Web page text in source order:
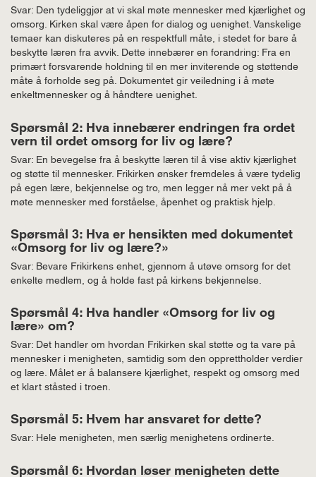
Svar: Den tydeliggjør at vi skal møte mennesker med kjærlighet og
omsorg. Kirken skal være åpen for dialog og uenighet. Vanskelige
temaer kan diskuteres på en respektfull måte, i stedet for bare å
beskytte læren fra avvik. Dette innebærer en forandring: Fra en
primært forsvarende holdning til en mer inviterende og støttende
måte å forholde seg på. Dokumentet gir veiledning i å møte
enkeltmennesker og å håndtere uenighet.
Spørsmål 2: Hva innebærer endringen fra ordet
vern til ordet omsorg for liv og lære?
Svar: En bevegelse fra å beskytte læren til å vise aktiv kjærlighet
og støtte til mennesker. Frikirken ønsker fremdeles å være tydelig
på egen lære, bekjennelse og tro, men legger nå mer vekt på å
møte mennesker med forståelse, åpenhet og praktisk hjelp.
Spørsmål 3: Hva er hensikten med dokumentet
«Omsorg for liv og lære?»
Svar: Bevare Frikirkens enhet, gjennom å utøve omsorg for det
enkelte medlem, og å holde fast på kirkens bekjennelse.
Spørsmål 4: Hva handler «Omsorg for liv og
lære» om?
Svar: Det handler om hvordan Frikirken skal støtte og ta vare på
mennesker i menigheten, samtidig som den opprettholder verdier
og lære. Målet er å balansere kjærlighet, respekt og omsorg med
et klart ståsted i troen.
Spørsmål 5: Hvem har ansvaret for dette?
Svar: Hele menigheten, men særlig menighetens ordinerte.
Spørsmål 6: Hvordan løser menigheten dette